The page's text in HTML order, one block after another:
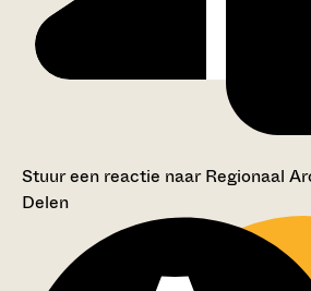
Stuur een reactie naar Regionaal
Delen